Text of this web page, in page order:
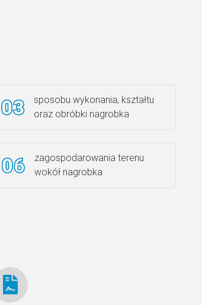
Rzeźba ANZK-60-BR-L
sposobu wykonania, kształtu
oraz obróbki nagrobka
zagospodarowania terenu
wokół nagrobka